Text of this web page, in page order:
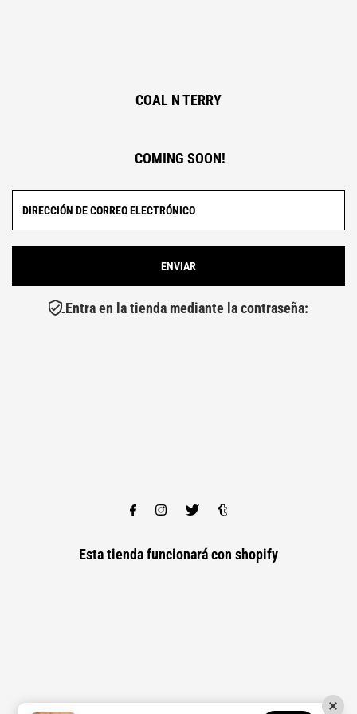
COAL N TERRY
COMING SOON!
Entra en la tienda mediante la contraseña:
Esta tienda funcionará con shopify